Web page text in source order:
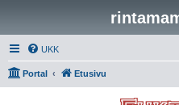
UKK
Portal Etusivu